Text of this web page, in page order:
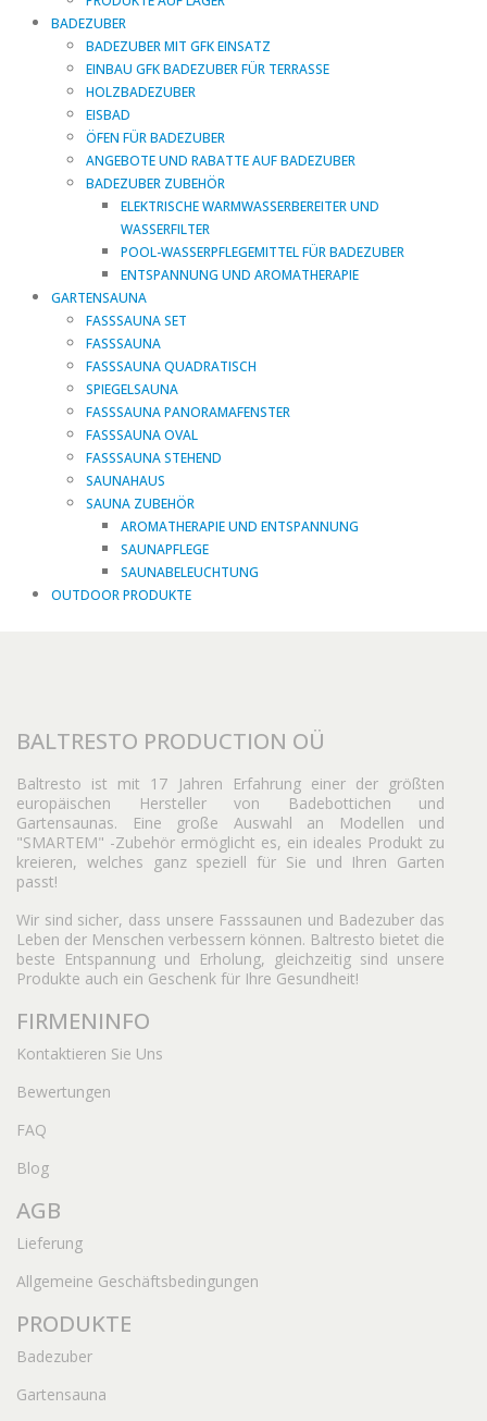
BADEZUBER
BADEZUBER MIT GFK EINSATZ
EINBAU GFK BADEZUBER FÜR TERRASSE
HOLZBADEZUBER
EISBAD
ÖFEN FÜR BADEZUBER
ANGEBOTE UND RABATTE AUF BADEZUBER
BADEZUBER ZUBEHÖR
ELEKTRISCHE WARMWASSERBEREITER UND
WASSERFILTER
POOL-WASSERPFLEGEMITTEL FÜR BADEZUBER
ENTSPANNUNG UND AROMATHERAPIE
GARTENSAUNA
FASSSAUNA SET
FASSSAUNA
FASSSAUNA QUADRATISCH
SPIEGELSAUNA
FASSSAUNA PANORAMAFENSTER
FASSSAUNA OVAL
FASSSAUNA STEHEND
SAUNAHAUS
SAUNA ZUBEHÖR
AROMATHERAPIE UND ENTSPANNUNG
SAUNAPFLEGE
SAUNABELEUCHTUNG
OUTDOOR PRODUKTE
BALTRESTO PRODUCTION OÜ
Baltresto ist mit 17 Jahren Erfahrung einer der größten
europäischen Hersteller von Badebottichen und
Gartensaunas. Eine große Auswahl an Modellen und
"SMARTEM" -Zubehör ermöglicht es, ein ideales Produkt zu
kreieren, welches ganz speziell für Sie und Ihren Garten
passt!
Wir sind sicher, dass unsere Fasssaunen und Badezuber das
Leben der Menschen verbessern können. Baltresto bietet die
beste Entspannung und Erholung, gleichzeitig sind unsere
Produkte auch ein Geschenk für Ihre Gesundheit!
FIRMENINFO
Kontaktieren Sie Uns
Bewertungen
FAQ
Blog
AGB
Lieferung
Allgemeine Geschäftsbedingungen
PRODUKTE
Badezuber
Gartensauna